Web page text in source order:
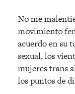
No me
movimiento
acuerdo en su
sexual, los
mujeres trans
los puntos de